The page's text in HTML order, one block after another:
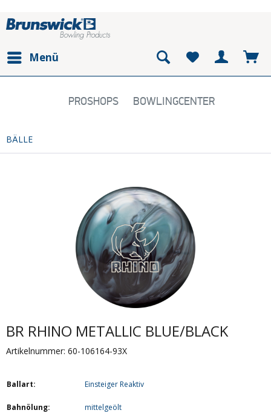
Menü
PROSHOPS BOWLINGCENTER
BÄLLE
BR RHINO METALLIC BLUE/BLACK
Artikelnummer: 60-106164-93X
Ballart: Einsteiger Reaktiv
Bahnölung: mittelgeölt